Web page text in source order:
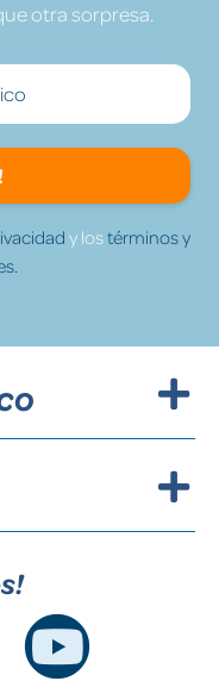
otra sorpresa.
y lostérminos y